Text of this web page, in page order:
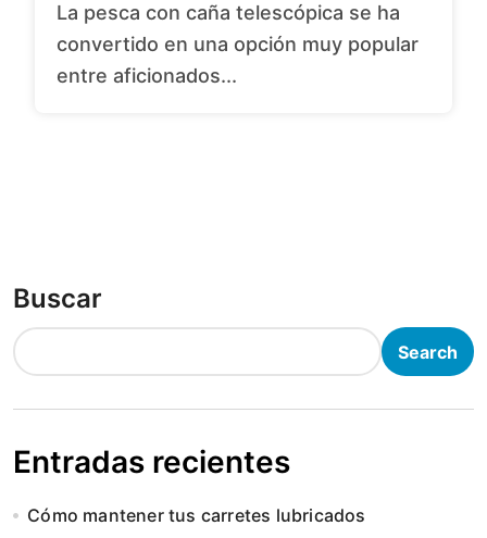
La pesca con caña telescópica se ha
convertido en una opción muy popular
entre aficionados...
Buscar
Search
Entradas recientes
Cómo mantener tus carretes lubricados